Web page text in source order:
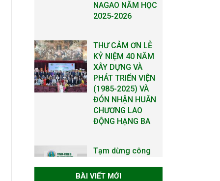
PHÁT TRIỂN VIỆN
(1985-2025) VÀ
ĐỘNG HẠNG BA
Tạm dừng công
tác tuyển dụng
viên chức, người
lao động các vị trí
việc làm chức
chung trong
ĐHQGHN
BÀI VIẾT MỚI